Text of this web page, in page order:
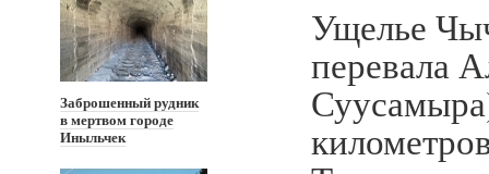
Заброшенный рудник
в мертвом городе
Иныльчек
Ущелье
перевала